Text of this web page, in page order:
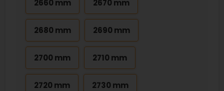
2660 mm 2670 mm
2680 mm 2690 mm
2700 mm 2710 mm
2720 mm 2730 mm